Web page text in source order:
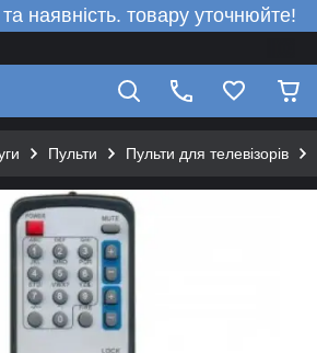
та наявність. товару уточнюйте!
Пульти Пульти для телевізорів